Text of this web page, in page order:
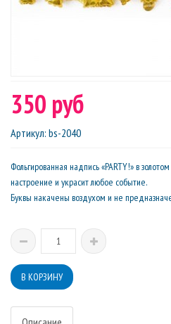
350 руб
Артикул: bs-2040
Фольгированная надпись «PARTY!» в
настроение и украсит любое событие.
Буквы накачены воздухом и не